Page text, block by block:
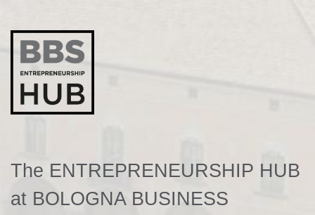
The ENTREPRENEURSHIP HUB
at BOLOGNA BUSINESS